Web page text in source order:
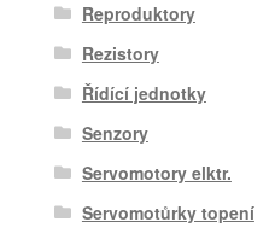
Reproduktory
Rezistory
Řídící jednotky
Senzory
Servomotory elktr.
Servomotůrky topení